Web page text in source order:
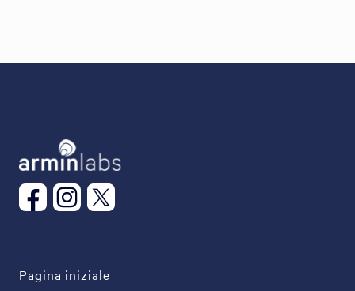
Pagina iniziale